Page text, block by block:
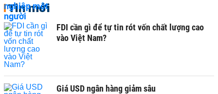
Tin mới
FDI cần gì để tự tin rót vốn chất lượng cao
vào Việt Nam?
Giá USD ngân hàng giảm sâu